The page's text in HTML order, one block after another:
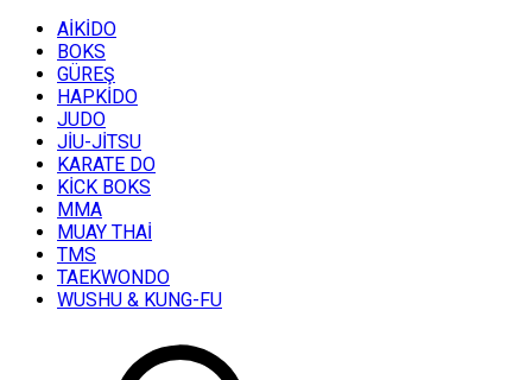
AİKİDO
BOKS
GÜREŞ
HAPKİDO
JUDO
JİU-JİTSU
KARATE DO
KİCK BOKS
MMA
MUAY THAİ
TMS
TAEKWONDO
WUSHU & KUNG-FU